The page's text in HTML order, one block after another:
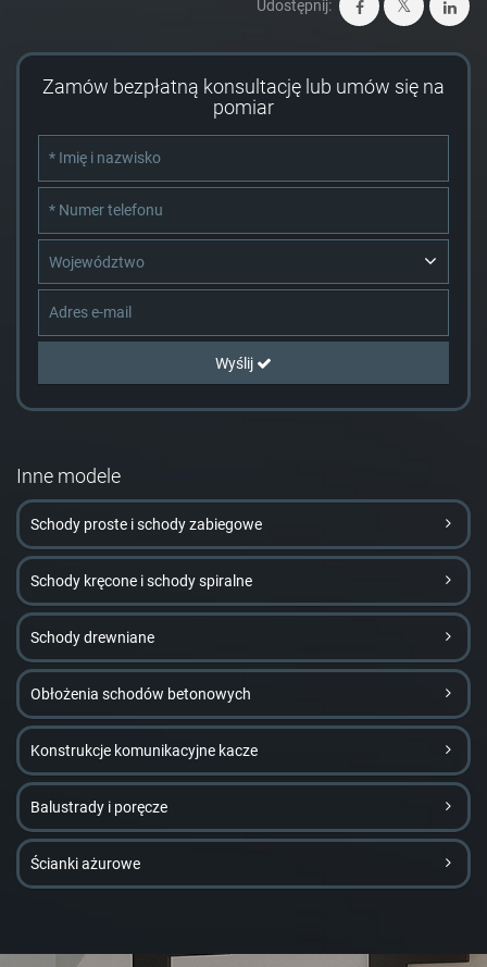
Udostępnij:
Zamów bezpłatną konsultację lub umów się na
pomiar
Województwo
Wyślij
Inne modele
Schody proste i schody zabiegowe
Schody kręcone i schody spiralne
Schody drewniane
Obłożenia schodów betonowych
Konstrukcje komunikacyjne kacze
Balustrady i poręcze
Ścianki ażurowe